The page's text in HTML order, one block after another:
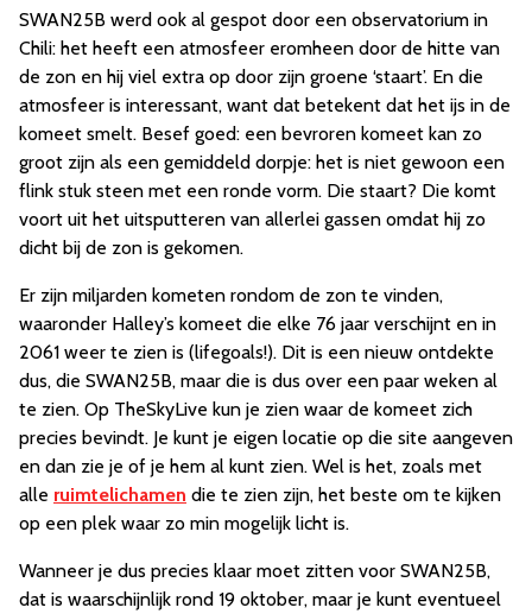
SWAN25B werd ook al gespot door een observatorium in
Chili: het heeft een atmosfeer eromheen door de hitte van
de zon en hij viel extra op door zijn groene ‘staart’. En die
atmosfeer is interessant, want dat betekent dat het ijs in de
komeet smelt. Besef goed: een bevroren komeet kan zo
groot zijn als een gemiddeld dorpje: het is niet gewoon een
flink stuk steen met een ronde vorm. Die staart? Die komt
voort uit het uitsputteren van allerlei gassen omdat hij zo
dicht bij de zon is gekomen.
Er zijn miljarden kometen rondom de zon te vinden,
waaronder Halley’s komeet die elke 76 jaar verschijnt en in
2061 weer te zien is (lifegoals!). Dit is een nieuw ontdekte
dus, die SWAN25B, maar die is dus over een paar weken al
te zien. Op TheSkyLive kun je zien waar de komeet zich
precies bevindt. Je kunt je eigen locatie op die site aangeven
en dan zie je of je hem al kunt zien. Wel is het, zoals met
alle ruimtelichamen die te zien zijn, het beste om te kijken
op een plek waar zo min mogelijk licht is.
Wanneer je dus precies klaar moet zitten voor SWAN25B,
dat is waarschijnlijk rond 19 oktober, maar je kunt eventueel